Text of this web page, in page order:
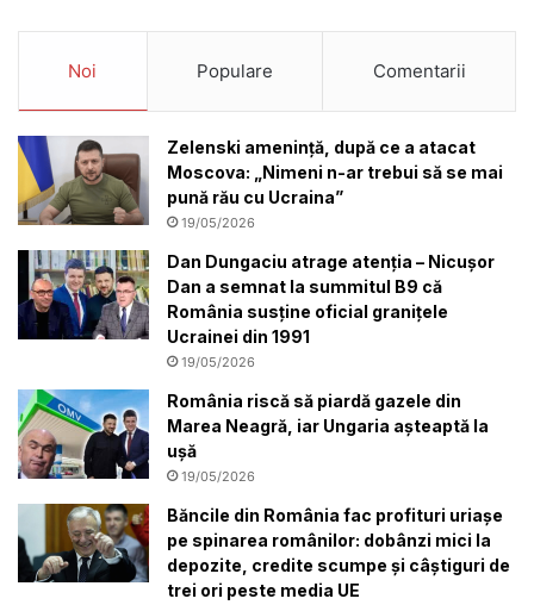
Noi Populare Comentarii
Zelenski amenință, după ce a atacat
Moscova: „Nimeni n-ar trebui să se mai
pună rău cu Ucraina”
19/05/2026
Dan Dungaciu atrage atenția – Nicușor
Dan a semnat la summitul B9 că
România susține oficial granițele
Ucrainei din 1991
19/05/2026
România riscă să piardă gazele din
Marea Neagră, iar Ungaria așteaptă la
ușă
19/05/2026
Băncile din România fac profituri uriașe
pe spinarea românilor: dobânzi mici la
depozite, credite scumpe și câștiguri de
trei ori peste media UE